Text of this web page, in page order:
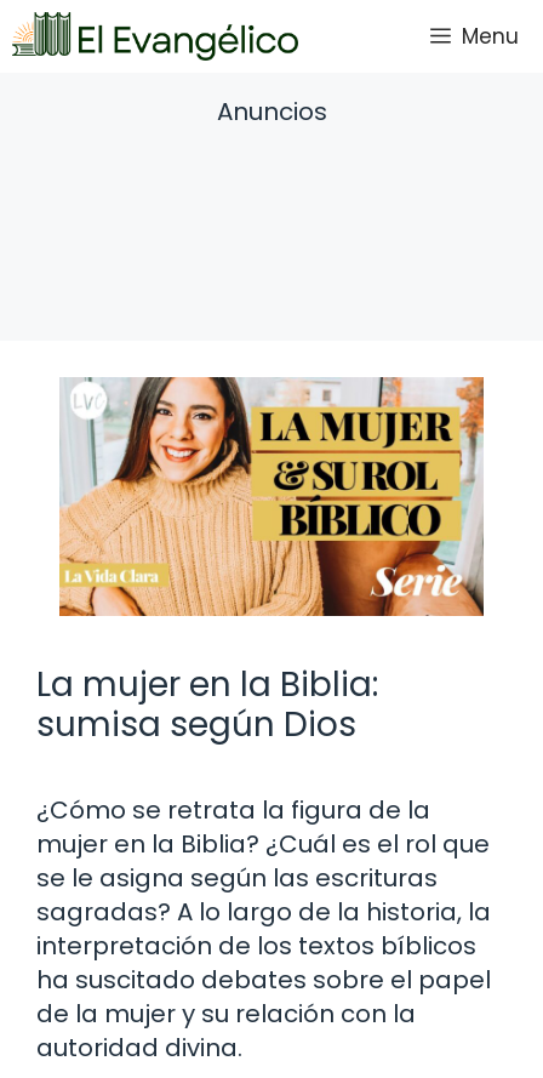
Saltar
al
Menu
Anuncios
La mujer en la Biblia:
sumisa según Dios
¿Cómo se retrata la figura de la
mujer en la Biblia? ¿Cuál es el rol que
se le asigna según las escrituras
sagradas? A lo largo de la historia, la
interpretación de los textos bíblicos
ha suscitado debates sobre el papel
de la mujer y su relación con la
autoridad divina.